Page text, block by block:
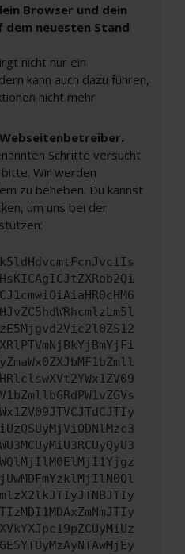
Browser und dein
neuesten Stand
nicht nur ein
kann auch dazu führen,
nicht mehr
Schritte versucht
Wir werden
zu beheben. Du kannst
um uns bei der